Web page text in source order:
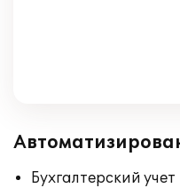
Бухгалтерский учет